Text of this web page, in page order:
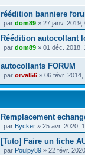
réédition banniere
par dom89 » 27 janv. 2019,
Réédition autocollant
par dom89 » 01 déc. 2018,
autocollants FORUM
par orval56 » 06 févr. 2014,
Remplacement
par Bycker » 25 avr. 2020,
[Tuto] Faire un fiche
par Poulpy89 » 22 févr.